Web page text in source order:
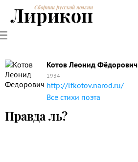
РУССКИЕ
ПОЭТЫ
СОВРЕМЕННИКИЭНЦИКЛОПЕДИЯ
ПОЭЗИИ
Сборник русской поэзии
Лирикон
Котов Леонид Фёдорович
1934
http://lfkotov.narod.ru/
Все стихи поэта
Правда ль?